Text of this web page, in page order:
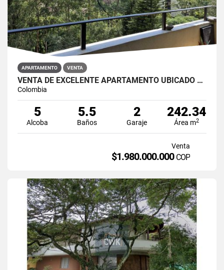
APARTAMENTO VENTA
VENTA DE EXCELENTE APARTAMENTO UBICADO CERCA A SAN LUCAS
Colombia
5
Alcoba
5.5
Baños
2
Garaje
242.34
Área m2
Venta
$1.980.000.000 COP